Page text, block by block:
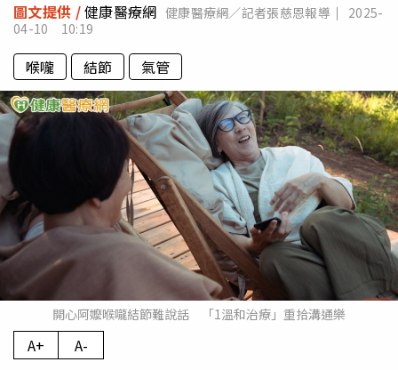
圖文提供 /健康醫療網 健康醫療網／記者張慈恩報導
2025-
04-10 10:19
喉嚨 結節 氣管
開心阿嬤喉嚨結節難說話 「1溫和治療」重拾溝通樂
A+ A-